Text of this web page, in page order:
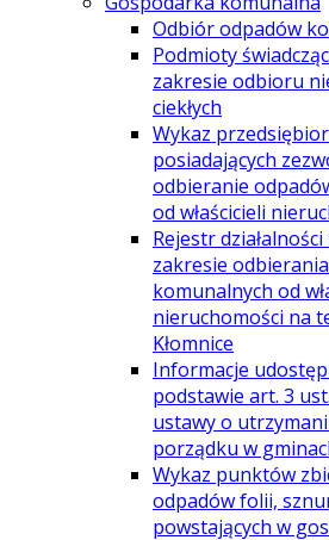
Odbiór odpadów
Podmioty
zakresie odbioru
ciekłych
Wykaz
posiadających
odbieranie
od właścicieli
Rejestr
zakresie
komunalnych od
nieruchomości na
Kłomnice
Informacje
podstawie art. 3
ustawy o
porządku w
Wykaz punktów
odpadów folii,
powstających w